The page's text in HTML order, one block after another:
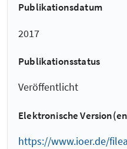
Publikationsdatum
2017
Publikationsstatus
Veröffentlicht
Elektronische
https://www.ioer.de/